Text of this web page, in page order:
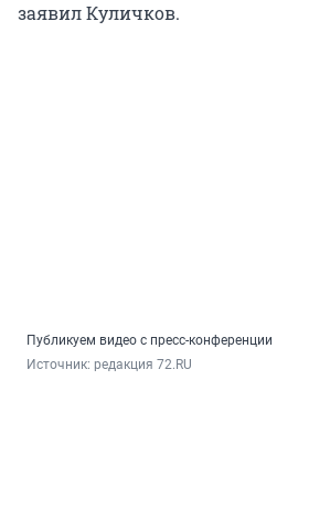
заявил Куличков.
Публикуем видео с пресс-конференции
Источник: редакция 72.RU